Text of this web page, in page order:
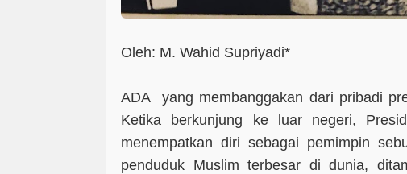
Oleh: M. Wahid Supriyadi*
ADA
yang membanggakan dari pribadi
Ketika berkunjung ke luar negeri,
menempatkan diri sebagai pemimpin
penduduk Muslim terbesar di dunia,